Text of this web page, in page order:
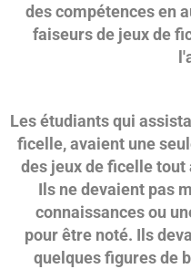
des compétences en
faiseurs de jeux de
Les étudiants qui
ficelle, avaient une
des jeux de ficelle tout
Ils ne devaient pas
connaissances ou
pour être noté. Ils
quelques figures de